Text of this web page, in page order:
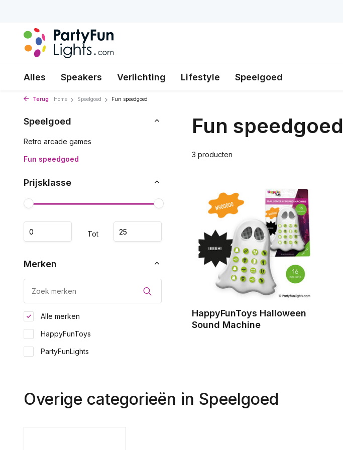
Alles Speakers Verlichting Lifestyle Speelgoed
Terug Home Speelgoed Fun speedgoed
Speelgoed
Retro arcade games
Fun speedgoed
Prijsklasse
Tot
Merken
Alle merken
HappyFunToys
PartyFunLights
Fun speedgoed
3 producten
HappyFunToys Halloween
Sound Machine
Overige categorieën in Speelgoed